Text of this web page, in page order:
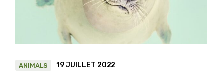
ANIMALS 19 JUILLET 2022